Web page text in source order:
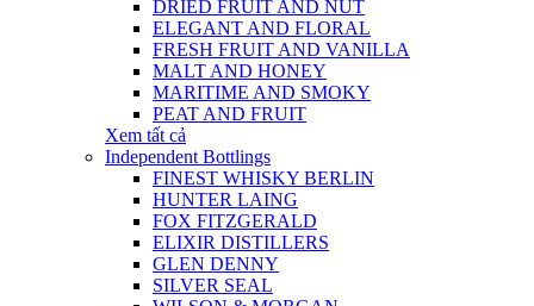
DRIED FRUIT AND NUT
ELEGANT AND FLORAL
FRESH FRUIT AND VANILLA
MALT AND HONEY
MARITIME AND SMOKY
PEAT AND FRUIT
Xem tất cả
Independent Bottlings
FINEST WHISKY BERLIN
HUNTER LAING
FOX FITZGERALD
ELIXIR DISTILLERS
GLEN DENNY
SILVER SEAL